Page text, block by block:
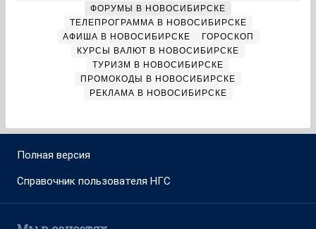
ФОРУМЫ В НОВОСИБИРСКЕ
ТЕЛЕПРОГРАММА В НОВОСИБИРСКЕ
АФИША В НОВОСИБИРСКЕ
ГОРОСКОП
КУРСЫ ВАЛЮТ В НОВОСИБИРСКЕ
ТУРИЗМ В НОВОСИБИРСКЕ
ПРОМОКОДЫ В НОВОСИБИРСКЕ
РЕКЛАМА В НОВОСИБИРСКЕ
Полная версия
Справочник пользователя НГС